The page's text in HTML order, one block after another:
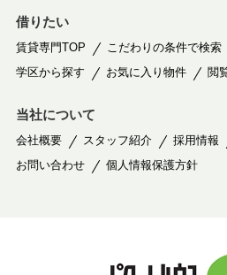
借りたい
賃貸専門TOP こだわりの条件で検索
学区から探す
お気に入り物件 閲
当社について
会社概要 スタッフ紹介 採用情報
お問い合わせ
個人情報保護方針